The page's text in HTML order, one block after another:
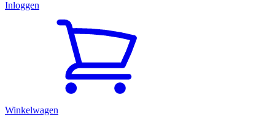
Inloggen
Winkelwagen